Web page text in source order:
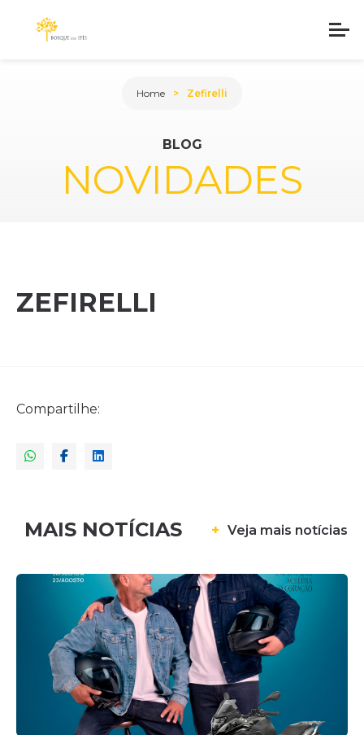
BLOG
NOVIDADES
Home Zefirelli
ZEFIRELLI
Compartilhe:
MAIS NOTÍCIAS + Veja mais notícias